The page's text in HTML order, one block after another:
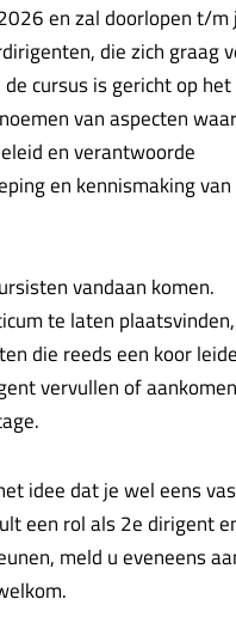
en zal doorlopen t/m
die zich graag
cursus is gericht op het
van aspecten
en verantwoorde
en kennismaking van
vandaan komen.
te laten plaatsvinden,
die reeds een koor
vervullen of
idee dat je wel eens
een rol als 2e dirigent
meld u eveneens